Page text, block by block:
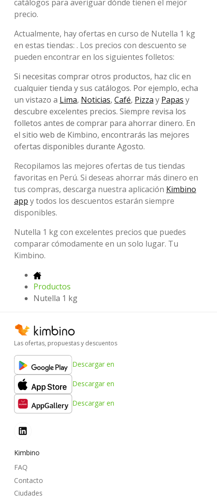
catálogos para averiguar dónde tienen el mejor
precio.
Actualmente, hay ofertas en curso de Nutella 1 kg
en estas tiendas: . Los precios con descuento se
pueden encontrar en los siguientes folletos:
Si necesitas comprar otros productos, haz clic en
cualquier tienda y sus catálogos. Por ejemplo, echa
un vistazo a Lima, Noticias, Café, Pizza y Papas y
descubre excelentes precios. Siempre revisa los
folletos antes de comprar para ahorrar dinero. En
el sitio web de Kimbino, encontrarás las mejores
ofertas disponibles durante Agosto.
Recopilamos las mejores ofertas de tus tiendas
favoritas en Perú. Si deseas ahorrar más dinero en
tus compras, descarga nuestra aplicación Kimbino
app y todos los descuentos estarán siempre
disponibles.
Nutella 1 kg con excelentes precios que puedes
comparar cómodamente en un solo lugar. Tu
Kimbino.
Productos
Nutella 1 kg
Las ofertas, propuestas y descuentos
Descargar en
Descargar en
Descargar en
Kimbino
FAQ
Contacto
Ciudades